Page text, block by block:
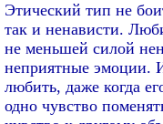
Этический тип не
так и ненависти.
не меньшей силой
неприятные эмоции.
любить, даже когда
одно чувство